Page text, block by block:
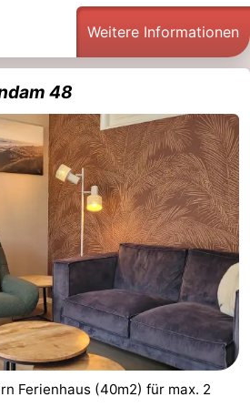
Weitere Informationen
48
Ferienhaus (40m2) für max. 2